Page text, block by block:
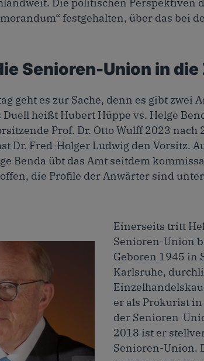
festgehalten, über das bei
Senioren-Union in
geht es zur Sache, denn es gibt zwei
Duell heißt Hubert Hüppe vs. Helge
Prof. Dr. Otto Wulff 2023 nach
Dr. Fred-Holger Ludwig den Vorsitz.
Benda übt das Amt seitdem
die Profile der Anwärter sind
Einerseits tritt
Senioren-Union
Geboren 1945 in
Karlsruhe,
er als Prokurist
der Senioren-
2018 ist er
Senioren-Union.